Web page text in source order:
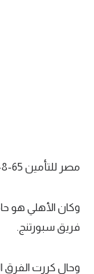
مصر للتأمين 65-48 سموحة
وكان الأهلي هو
فريق سبورتنج.
وحال كررت الفرق